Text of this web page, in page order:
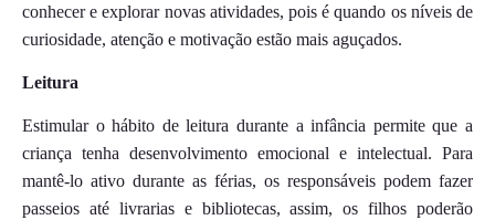
conhecer e explorar novas atividades, pois é quando os níveis de
curiosidade, atenção e motivação estão mais aguçados.
Leitura
Estimular o hábito de leitura durante a infância permite que a
criança tenha desenvolvimento emocional e intelectual. Para
mantê-lo ativo durante as férias, os responsáveis podem fazer
passeios até livrarias e bibliotecas, assim, os filhos poderão